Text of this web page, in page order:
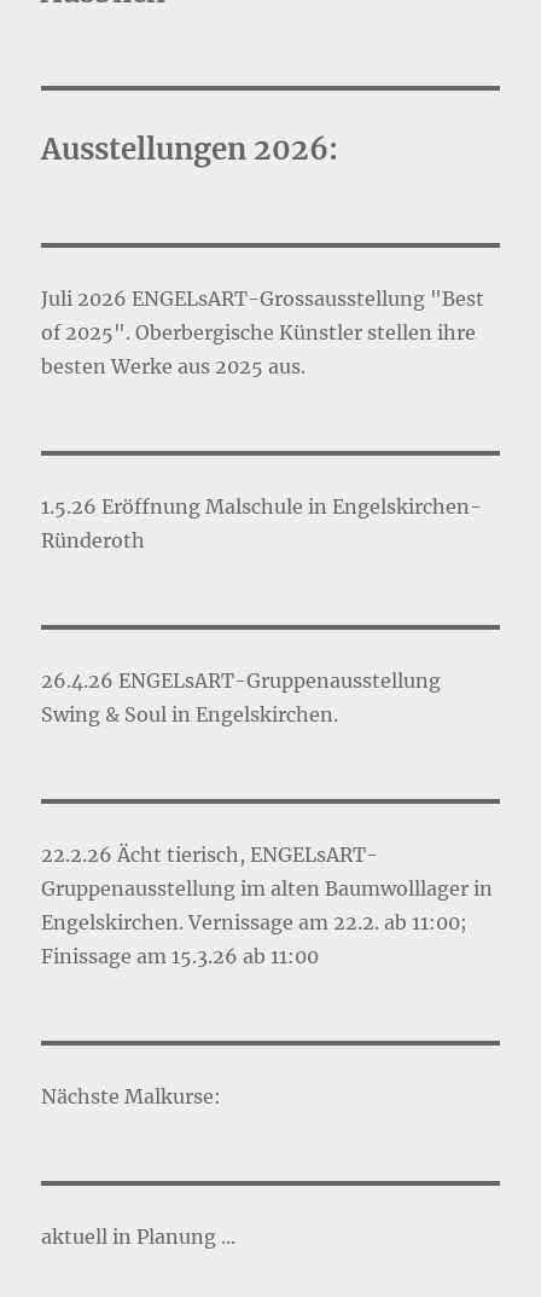
Ausstellungen 2026:
Juli 2026 ENGELsART-Grossausstellung "Best
of 2025". Oberbergische Künstler stellen ihre
besten Werke aus 2025 aus.
1.5.26 Eröffnung Malschule in Engelskirchen-
Ründeroth
26.4.26 ENGELsART-Gruppenausstellung
Swing & Soul in Engelskirchen.
22.2.26 Ächt tierisch, ENGELsART-
Gruppenausstellung im alten Baumwolllager in
Engelskirchen. Vernissage am 22.2. ab 11:00;
Finissage am 15.3.26 ab 11:00
Nächste Malkurse:
aktuell in Planung ...